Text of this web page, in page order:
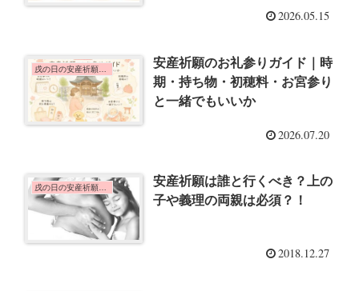
2026.05.15
戌の日の安産祈願のこと
安産祈願のお礼参りガイド｜時
期・持ち物・初穂料・お宮参り
と一緒でもいいか
2026.07.20
戌の日の安産祈願のこと
安産祈願は誰と行くべき？上の
子や義理の両親は必須？！
2018.12.27